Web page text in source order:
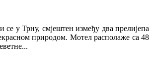
се у Трну, смјештен између два прелијепа
природом. Мотел располаже са 48